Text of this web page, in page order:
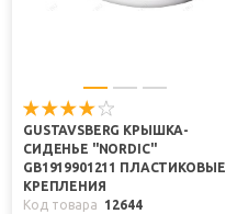
GUSTAVSBERG КРЫШКА-
СИДЕНЬЕ "NORDIC"
GB1919901211 ПЛАСТИКОВЫЕ
КРЕПЛЕНИЯ
Код товара
12644